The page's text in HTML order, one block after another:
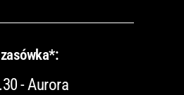
- Aurora